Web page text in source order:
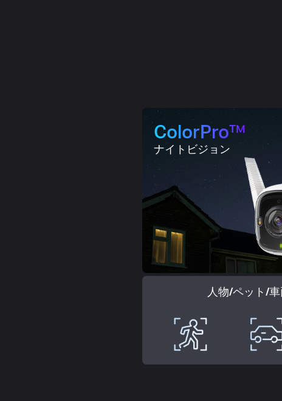
ColorPro™
ナイトビジョン
人物/ペット/